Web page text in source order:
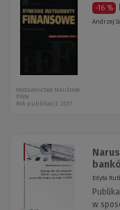
-16 %
Andrzej
Wydawnictwo Naukowe
PWN
Rok publikacji: 2017
Edyta
w